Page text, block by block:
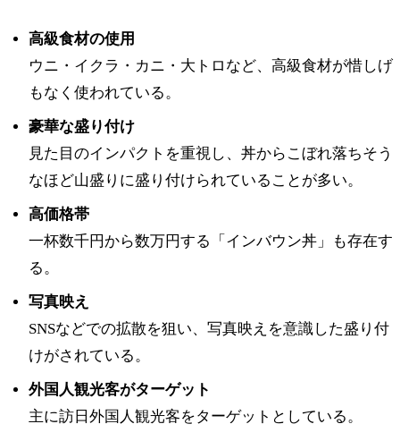
高級食材の使用
ウニ・イクラ・カニ・大トロなど、高級食材が惜しげ
もなく使われている。
豪華な盛り付け
見た目のインパクトを重視し、丼からこぼれ落ちそう
なほど山盛りに盛り付けられていることが多い。
高価格帯
一杯数千円から数万円する「インバウン丼」も存在す
る。
写真映え
SNSなどでの拡散を狙い、写真映えを意識した盛り付
けがされている。
外国人観光客がターゲット
主に訪日外国人観光客をターゲットとしている。